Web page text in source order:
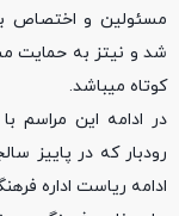
مسئولین و اختصاص
شد و نیتز به حمایت
کوتاه میباشد.
در ادامه این مراسم
رودبار که در پاییز
ادامه ریاست اداره